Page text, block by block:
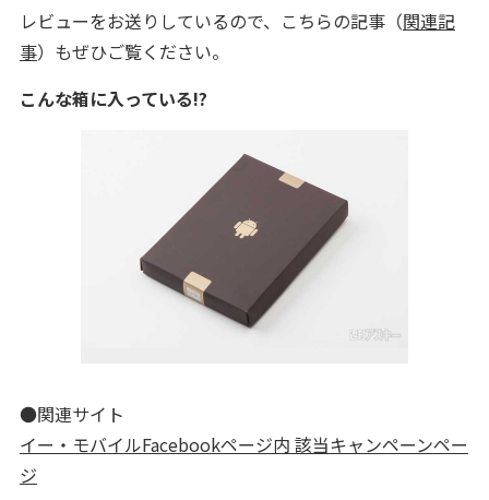
レビューをお送りしているので、こちらの記事（関連記
事）もぜひご覧ください。
こんな箱に入っている!?
●関連サイト
イー・モバイルFacebookページ内 該当キャンペーンペー
ジ